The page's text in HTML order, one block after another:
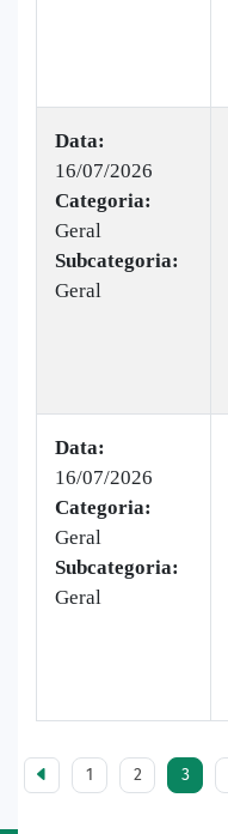
Data:
16/07/2026
Categoria:
Geral
Subcategoria:
Geral
Data:
16/07/2026
Categoria:
Geral
Subcategoria:
Geral
1 2 3